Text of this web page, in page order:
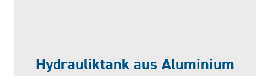
Hydrauliktank aus Aluminium